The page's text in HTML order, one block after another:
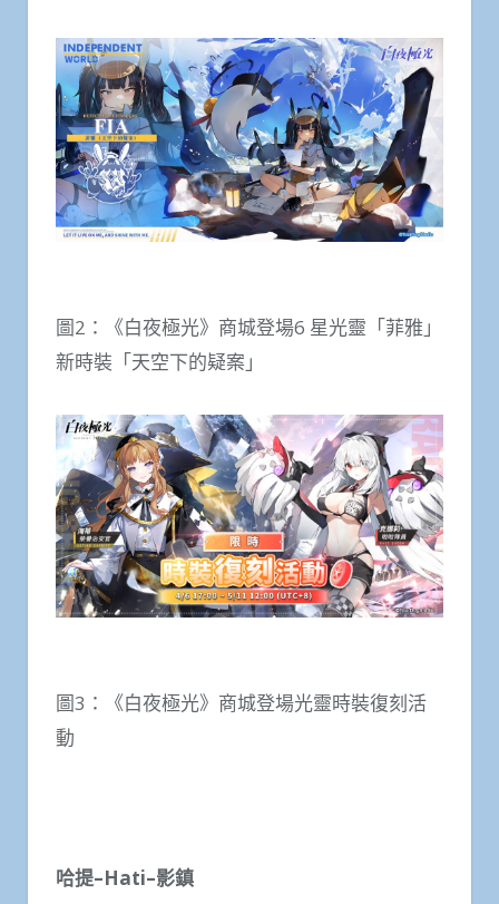
圖2：《白夜極光》商城登場6 星光靈「菲雅」
新時裝「天空下的疑案」
圖3：《白夜極光》商城登場光靈時裝復刻活
動
哈提–Hati–影鎮